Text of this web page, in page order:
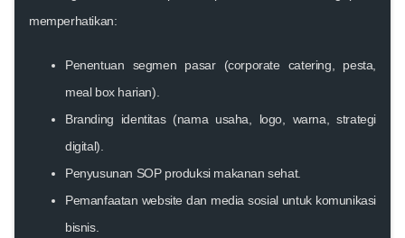
memperhatikan:
Penentuan segmen pasar (corporate catering, pesta,
meal box harian).
Branding identitas (nama usaha, logo, warna, strategi
digital).
Penyusunan SOP produksi makanan sehat.
Pemanfaatan website dan media sosial untuk komunikasi
bisnis.